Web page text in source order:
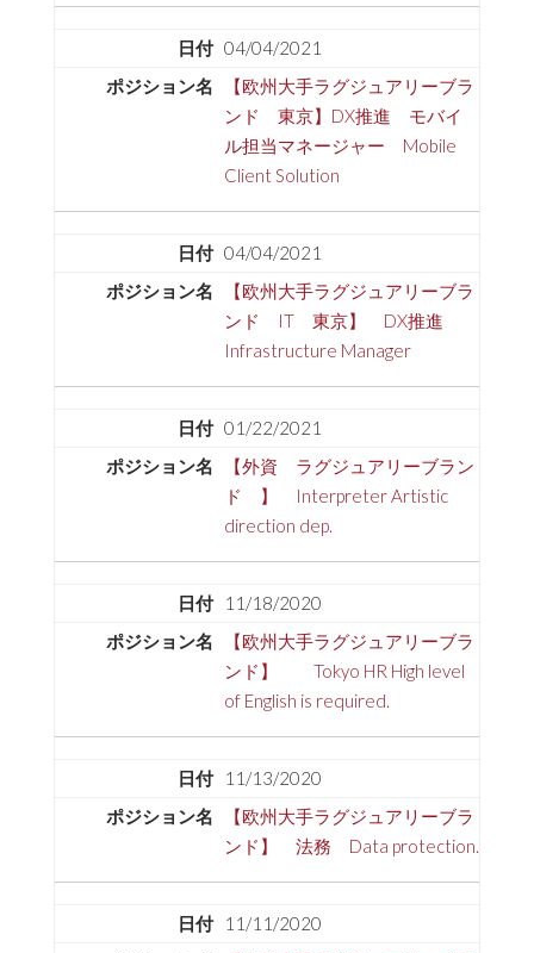
04/04/2021
【欧州大手ラグジュアリーブラ
ンド 東京】DX推進 モバイ
ル担当マネージャー Mobile
Client Solution
04/04/2021
【欧州大手ラグジュアリーブラ
ンド IT 東京】 DX推進
Infrastructure Manager
01/22/2021
【外資 ラグジュアリーブラン
ド 】 Interpreter Artistic
direction dep.
11/18/2020
【欧州大手ラグジュアリーブラ
ンド】 Tokyo HR High level
of English is required.
11/13/2020
【欧州大手ラグジュアリーブラ
ンド】 法務 Data protection.
11/11/2020